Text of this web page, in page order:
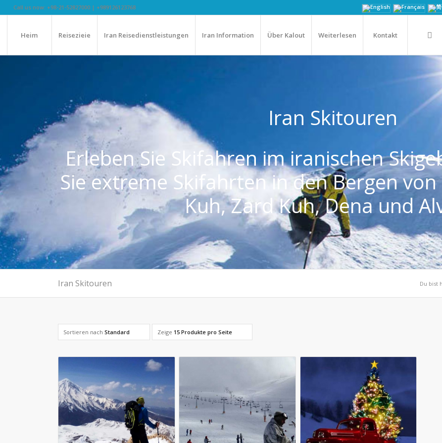
Call us now: +98-21-52827000 | +989126123768
Heim Reisezieie Iran Reisedienstleistungen Iran Information Über Kalout Weiterlesen Kontakt
Iran Skitouren
Erleben Sie Skifahren im iranischen
Sie extreme Skifahrten in den Bergen
Kuh, Zard Kuh, Dena und
Iran Skitouren Du bist
Sortieren nachStandard Zeige 15 Produkte pro Seite